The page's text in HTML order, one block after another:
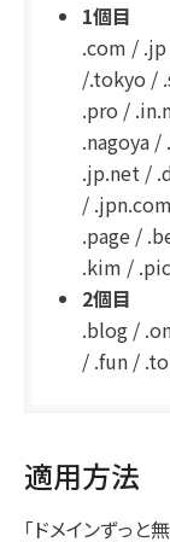
1個目
.com /
/.tokyo /
.pro /
.nagoya
.jp.net /
/
.page /
.kim /
2個目
.blog /
/ .fun /
適用方法
「ドメインずっ